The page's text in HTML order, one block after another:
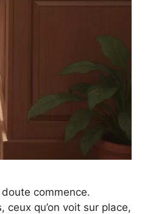
commence.
qu’on voit sur place,